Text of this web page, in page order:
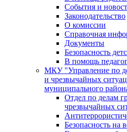
События и
Законодательство
О комиссии
Справочная
Документы
Безопасность
В помощь
МКУ "Управление по
и чрезвычайных
муниципального
Отдел по делам
чрезвычайных
Безопасность на